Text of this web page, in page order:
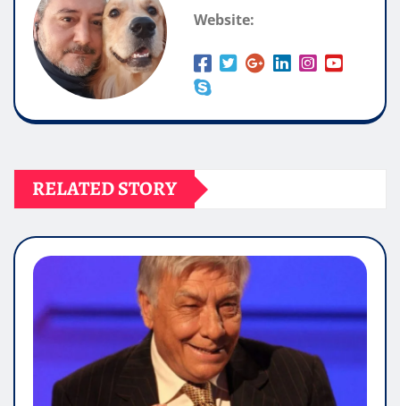
Website:
RELATED STORY